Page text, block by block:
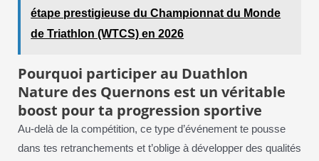
étape prestigieuse du Championnat du Monde
de Triathlon (WTCS) en 2026
Pourquoi participer au Duathlon
Nature des Quernons est un véritable
boost pour ta progression sportive
Au-delà de la compétition, ce type d’événement te pousse
dans tes retranchements et t’oblige à développer des qualités